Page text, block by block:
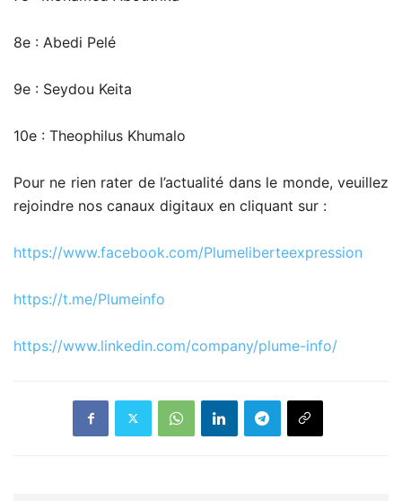
8e : Abedi Pelé
9e : Seydou Keita
10e : Theophilus Khumalo
Pour ne rien rater de l’actualité dans le monde, veuillez
rejoindre nos canaux digitaux en cliquant sur :
https://www.facebook.com/Plumeliberteexpression
https://t.me/Plumeinfo
https://www.linkedin.com/company/plume-info/